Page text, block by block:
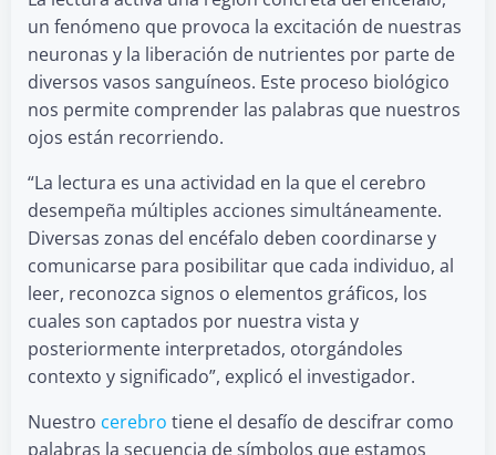
un fenómeno que provoca la excitación de nuestras
neuronas y la liberación de nutrientes por parte de
diversos vasos sanguíneos. Este proceso biológico
nos permite comprender las palabras que nuestros
ojos están recorriendo.
“La lectura es una actividad en la que el cerebro
desempeña múltiples acciones simultáneamente.
Diversas zonas del encéfalo deben coordinarse y
comunicarse para posibilitar que cada individuo, al
leer, reconozca signos o elementos gráficos, los
cuales son captados por nuestra vista y
posteriormente interpretados, otorgándoles
contexto y significado”, explicó el investigador.
Nuestro cerebro tiene el desafío de descifrar como
palabras la secuencia de símbolos que estamos